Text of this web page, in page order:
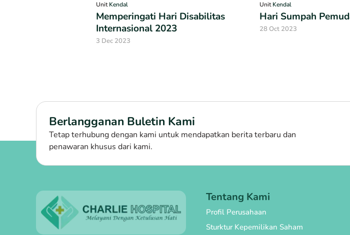
UnitKendal
Memperingati Hari Disabilitas
Internasional 2023
3 Dec 2023
UnitKendal
Hari Sumpah
28 Oct 2023
Berlangganan Buletin Kami
Tetap terhubung dengan kami untuk mendapatkan berita terbaru dan
penawaran khusus dari kami.
Tentang Kami
Profil Perusahaan
Sturktur Kepemilikan Saham